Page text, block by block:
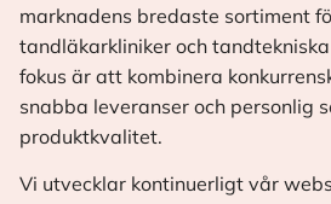
marknadens bredaste sortiment
tandläkarkliniker och
fokus är att kombinera
snabba leveranser och personlig
produktkvalitet.
Vi utvecklar kontinuerligt vår